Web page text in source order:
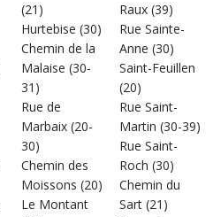
(21)
Hurtebise (30)
Chemin de la
Malaise (30-
31)
Rue de
Marbaix (20-
30)
Chemin des
Moissons (20)
Le Montant
Raux (39)
Rue Sainte-
Anne (30)
Saint-Feuillen
(20)
Rue Saint-
Martin (30-39)
Rue Saint-
Roch (30)
Chemin du
Sart (21)